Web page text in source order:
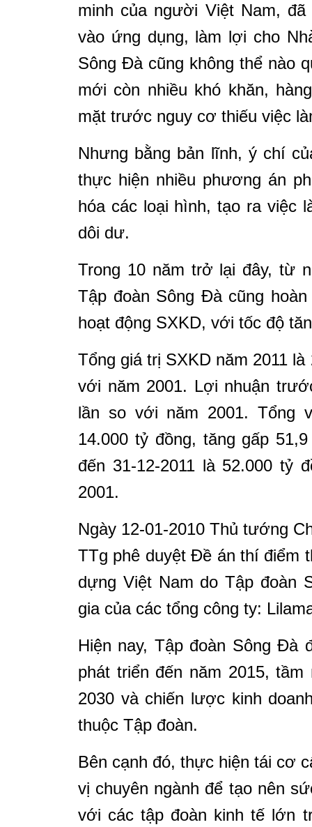
minh của người Việt Nam,
vào ứng dụng, làm lợi cho
Sông Đà cũng không thể nào
mới còn nhiều khó khăn,
mặt trước nguy cơ thiếu việc
Nhưng bằng bản lĩnh, ý chí
thực hiện nhiều phương án
hóa các loại hình, tạo ra việc
dôi dư.
Trong 10 năm trở lại đây, từ
Tập đoàn Sông Đà cũng
hoạt động SXKD, với tốc độ
Tổng giá trị SXKD năm 2011
với năm 2001. Lợi nhuận
lần so với năm 2001. Tổng
14.000 tỷ đồng, tăng gấp
đến 31-12-2011 là 52.000 tỷ
2001.
Ngày 12-01-2010 Thủ tướng
TTg phê duyệt Đề án thí điểm
dựng Việt Nam do Tập đoàn
gia của các tổng công ty:
Hiện nay, Tập đoàn Sông Đà
phát triển đến năm 2015,
2030 và chiến lược kinh
thuộc Tập đoàn.
Bên cạnh đó, thực hiện tái cơ
vị chuyên ngành để tạo nên
với các tập đoàn kinh tế lớn